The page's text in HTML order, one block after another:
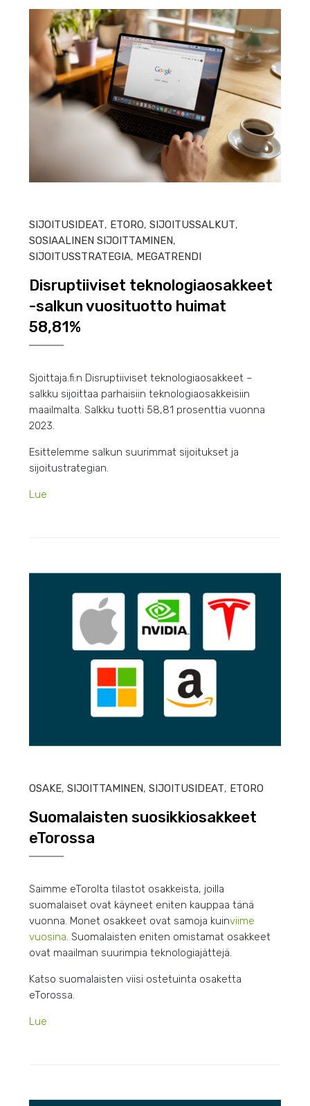
SIJOITUSIDEAT, ETORO,SIJOITUSSALKUT,
SOSIAALINEN SIJOITTAMINEN,
SIJOITUSSTRATEGIA, MEGATRENDI
Disruptiiviset teknologiaosakkeet
-salkun vuosituotto huimat
58,81%
Sjoittaja.fi:n Disruptiiviset teknologiaosakkeet –
salkku sijoittaa parhaisiin teknologiaosakkeisiin
maailmalta. Salkku tuotti 58,81 prosenttia vuonna
2023.
Esittelemme salkun suurimmat sijoitukset ja
sijoitustrategian.
Lue
OSAKE,SIJOITTAMINEN,SIJOITUSIDEAT, ETORO
Suomalaisten suosikkiosakkeet
eTorossa
Saimme eTorolta tilastot osakkeista, joilla
suomalaiset ovat käyneet eniten kauppaa tänä
vuonna. Monet osakkeet ovat samoja kuinviime
vuosina.Suomalaisten eniten omistamat osakkeet
ovat maailman suurimpia teknologiajättejä.
Katso suomalaisten viisi ostetuinta osaketta
eTorossa.
Lue